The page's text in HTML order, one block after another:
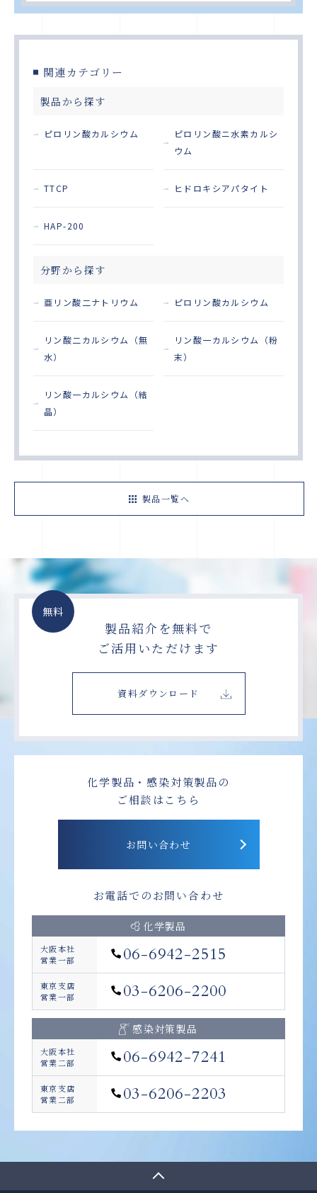
関連カテゴリー
製品から探す
ピロリン酸カルシウム
ピロリン酸ニ水素カルシ
ウム
TTCP ヒドロキシアパタイト
HAP-200
分野から探す
亜リン酸二ナトリウム ピロリン酸カルシウム
リン酸二カルシウム（無
水）
リン酸一カルシウム（粉
末）
リン酸一カルシウム（結
晶）
製品一覧へ
無料
製品紹介を無料で
ご活用いただけます
資料ダウンロード
化学製品・感染対策製品の
ご相談はこちら
お問い合わせ
お電話でのお問い合わせ
化学製品
大阪本社
営業一部
06-6942-2515
東京支店
営業一部
03-6206-2200
感染対策製品
大阪本社
営業二部
06-6942-7241
東京支店
営業二部
03-6206-2203